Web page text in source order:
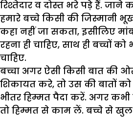
रिश्तेदार व दोस्त भरे पड़े हैं.
हमारे बच्चे किसी की जिस्मानी
कहा नहीं जा सकता, इसीलिए
रहना ही चाहिए, साथ ही बच्चों
चाहिए.
बच्चा अगर ऐसी किसी बात की
शिकायत करे, तो उस की बातों
भीतर हिम्मत पैदा करें. अगर कभी
तो हिम्मत से काम लें. बच्चे से